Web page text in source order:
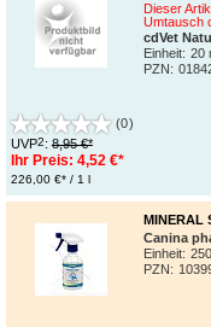
Dieser
Umtausch
cdVet
Einheit: 20
PZN:
(0)
UVP2: 8,95 €*
Ihr Preis: 4,52 €*
226,00 €* / 1 l
MINERAL
Canina
Einheit:
PZN: